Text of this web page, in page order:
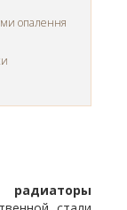
опалення